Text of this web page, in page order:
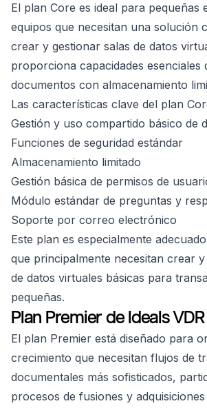
El plan Core es ideal para pequeñas
equipos que necesitan una solución
crear y gestionar salas de datos
proporciona capacidades esenciales
documentos con almacenamiento
Las características clave del plan
Gestión y uso compartido básico de
Funciones de seguridad estándar
Almacenamiento limitado
Gestión básica de permisos de
Módulo estándar de preguntas y
Soporte por correo electrónico
Este plan es especialmente
que principalmente necesitan crear
de datos virtuales básicas para
pequeñas.
Plan Premier de Ideals VDR
El plan Premier está diseñado para
crecimiento que necesitan flujos de
documentales más sofisticados,
procesos de fusiones y